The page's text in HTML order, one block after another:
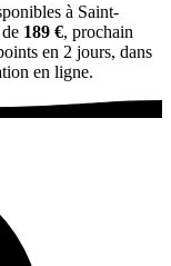
à Saint-
189 €, prochain
en 2 jours, dans
en ligne.